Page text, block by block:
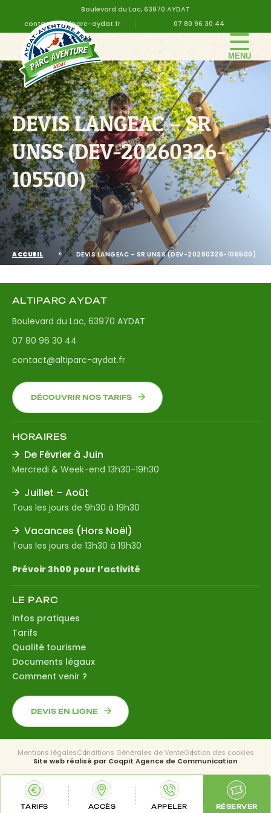
Boulevard du Lac, 63970 AYDAT
contact@altiparc-aydat.fr
07 80 96 30 44
LE PARC
GROUPE
TARIFS
ANNIVERSAIRE
INFOS PRATIQUES
CONTACT
DEVIS EN LIGNE
TARIFS ACCÈS APPELER RÉSERVER
DEVIS LANGEAC – SR
UNSS (DEV-20260326-
105500)
ACCUEIL » DEVIS LANGEAC – SR UNSS (DEV-20260326-105500)
ALTIPARC AYDAT
Boulevard du Lac, 63970 AYDAT
07 80 96 30 44
contact@altiparc-aydat.fr
DÉCOUVRIR NOS TARIFS
HORAIRES
De Février à Juin
Mercredi & Week-end 13h30-19h30
Juillet – Août
Tous les jours de 9h30 à 19h30
Vacances (Hors Noël)
Tous les jours de 13h30 à 19h30
Prévoir 3h00 pour l’activité
LE PARC
Infos pratiques
Tarifs
Qualité tourisme
Documents légaux
Comment venir ?
DEVIS EN LIGNE
Mentions légalesConditions Générales de VenteGestion des cookies
Site web réalisé par Coqpit Agence de Communication